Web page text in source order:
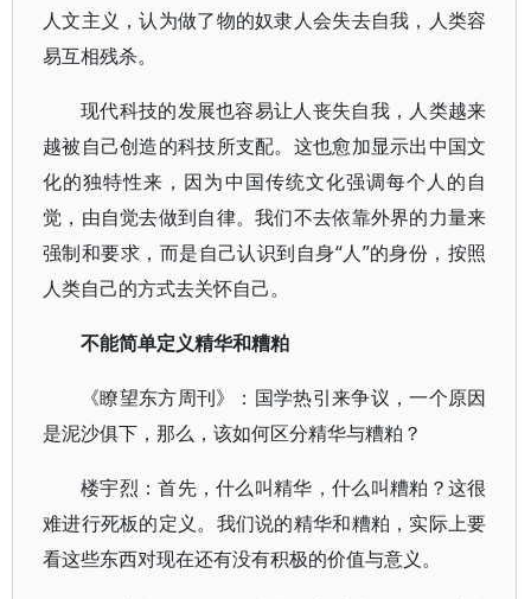
人文主义，认为做了物的奴隶人会失去自我，人类容
易互相残杀。
现代科技的发展也容易让人丧失自我，人类越来
越被自己创造的科技所支配。这也愈加显示出中国文
化的独特性来，因为中国传统文化强调每个人的自
觉，由自觉去做到自律。我们不去依靠外界的力量来
强制和要求，而是自己认识到自身“人”的身份，按照
人类自己的方式去关怀自己。
不能简单定义精华和糟粕
《瞭望东方周刊》：国学热引来争议，一个原因
是泥沙俱下，那么，该如何区分精华与糟粕？
楼宇烈：首先，什么叫精华，什么叫糟粕？这很
难进行死板的定义。我们说的精华和糟粕，实际上要
看这些东西对现在还有没有积极的价值与意义。